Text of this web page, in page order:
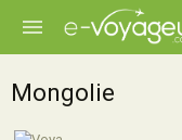
Mongolie